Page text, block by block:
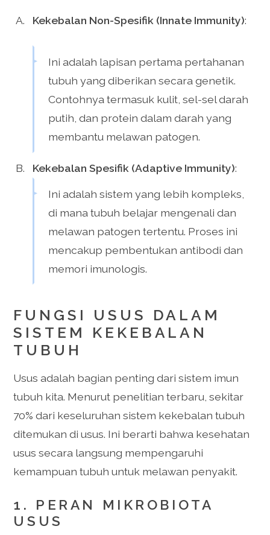
Kekebalan Non-Spesifik (Innate Immunity):
Ini adalah lapisan pertama pertahanan
tubuh yang diberikan secara genetik.
Contohnya termasuk kulit, sel-sel darah
putih, dan protein dalam darah yang
membantu melawan patogen.
Kekebalan Spesifik (Adaptive Immunity):
Ini adalah sistem yang lebih kompleks,
di mana tubuh belajar mengenali dan
melawan patogen tertentu. Proses ini
mencakup pembentukan antibodi dan
memori imunologis.
FUNGSI USUS DALAM
SISTEM KEKEBALAN
TUBUH
Usus adalah bagian penting dari sistem imun
tubuh kita. Menurut penelitian terbaru, sekitar
70% dari keseluruhan sistem kekebalan tubuh
ditemukan di usus. Ini berarti bahwa kesehatan
usus secara langsung mempengaruhi
kemampuan tubuh untuk melawan penyakit.
1. PERAN MIKROBIOTA
USUS